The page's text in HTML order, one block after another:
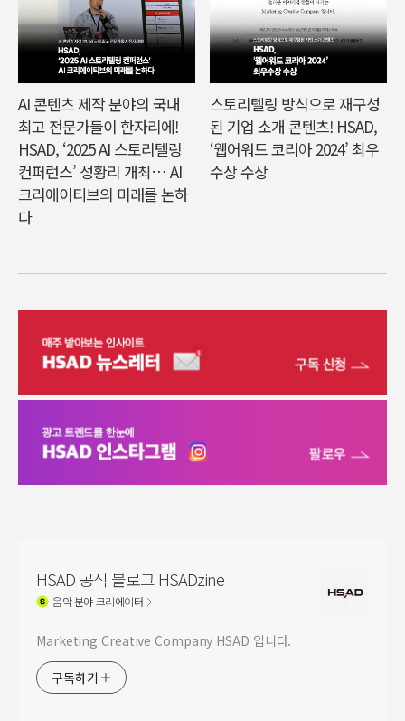
AI 콘텐츠 제작 분야의 국내
최고 전문가들이 한자리에!
HSAD, ‘2025 AI 스토리텔링
컨퍼런스’ 성황리 개최… AI
크리에이티브의 미래를 논하
다
스토리텔링 방식으로 재구성
된 기업 소개 콘텐츠! HSAD,
‘웹어워드 코리아 2024’ 최우
수상 수상
HSAD 공식 블로그 HSADzine
음악분야 크리에이터
Marketing Creative Company HSAD 입니다.
구독하기